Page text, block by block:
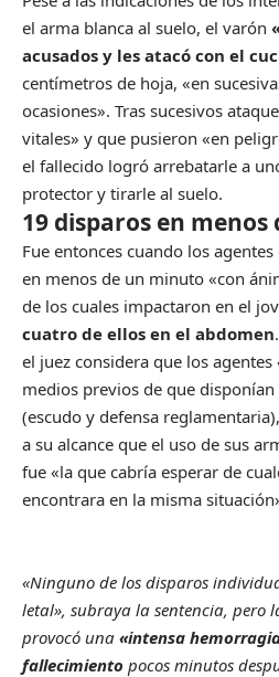
el arma blanca al suelo, el varón
acusados y les atacó con el
centímetros de hoja, «en
ocasiones». Tras sucesivos
vitales» y que pusieron «en
el fallecido logró arrebatarle a
protector y tirarle al suelo.
19 disparos en
Fue entonces cuando los
en menos de un minuto «con
de los cuales impactaron en el
cuatro de ellos en el abdomen
el juez considera que los
medios previos de que
(escudo y defensa
a su alcance que el uso de sus
fue «la que cabría esperar de
encontrara en la misma
«Ninguno de los disparos
letal», subraya la sentencia, pero
provocó una «intensa
fallecimiento pocos minutos